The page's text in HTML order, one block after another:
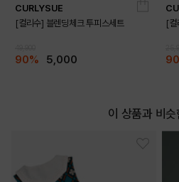
CURLYSUE
[컬리수] 블렌딩체크 투피스세트
90% 5,000
[컬
이 상품과 비슷